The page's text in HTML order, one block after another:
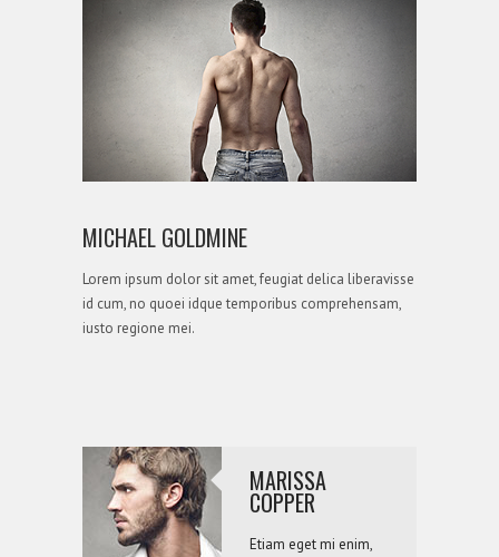
STRATEGY
MICHAEL GOLDMINE
Lorem ipsum dolor sit amet, feugiat delica liberavisse
id cum, no quoei idque temporibus comprehensam,
iusto regione mei.
MARISSA
COPPER
Etiam eget mi enim,